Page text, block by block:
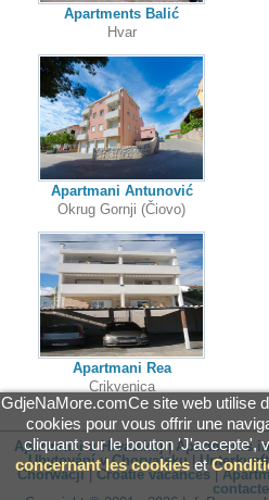
Apartments Balić
Hvar
Apartmani Antunović
Okrug Gornji (Čiovo)
Apartmani Rea
Crikvenica
Apartmani u Hrvatskoj| Apartments
Ubytování v Chorvatsku|
Chorwacji|Croatie vacances |
GdjeNaMore.comCe site web utilise
cookies pour vous offrir une
cliquant sur le bouton 'J'accepte',
concernant les cookieset